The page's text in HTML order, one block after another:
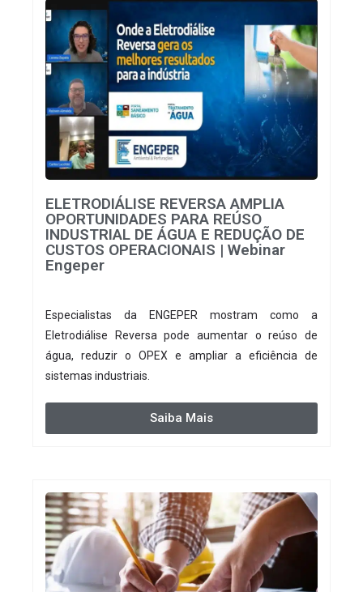
ELETRODIÁLISE REVERSA AMPLIA
OPORTUNIDADES PARA REÚSO
INDUSTRIAL DE ÁGUA E REDUÇÃO DE
CUSTOS OPERACIONAIS | Webinar
Engeper
Especialistas da ENGEPER mostram como a
Eletrodiálise Reversa pode aumentar o reúso de
água, reduzir o OPEX e ampliar a eficiência de
sistemas industriais.
Saiba Mais